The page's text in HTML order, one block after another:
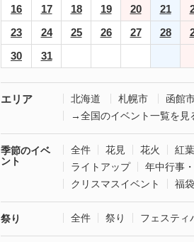
16
17 18 19 20 21
23
24 25 26 27 28
30
31
エリア 北海道 札幌市
函館
→全国のイベント一覧を見
季節のイベ
ント
全件 花見 花火
紅葉
ライトアップ
年中行事
クリスマスイベント
福
祭り 全件 祭り フェスティ